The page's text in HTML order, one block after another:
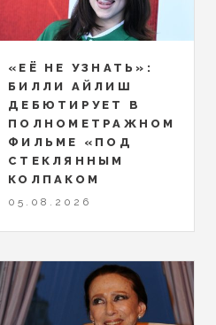
«ЕЁ НЕ УЗНАТЬ»:
БИЛЛИ АЙЛИШ
ДЕБЮТИРУЕТ В
ПОЛНОМЕТРАЖНОМ
ФИЛЬМЕ «ПОД
СТЕКЛЯННЫМ
КОЛПАКОМ
05.08.2026